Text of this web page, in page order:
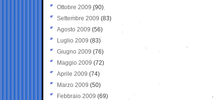
Ottobre 2009 (90)
Settembre 2009 (83)
Agosto 2009 (56)
Luglio 2009 (83)
Giugno 2009 (76)
Maggio 2009 (72)
Aprile 2009 (74)
Marzo 2009 (50)
Febbraio 2009 (69)